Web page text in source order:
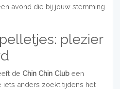
avond die bij jouw stemming
plezier
de Chin Chin Club een
anders zoekt tijdens het